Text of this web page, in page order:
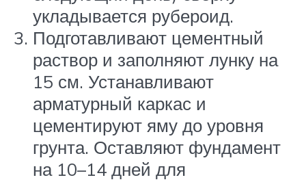
укладывается рубероид.
Подготавливают цементный
раствор и заполняют лунку на
15 см. Устанавливают
арматурный каркас и
цементируют яму до уровня
грунта. Оставляют фундамент
на 10–14 дней для